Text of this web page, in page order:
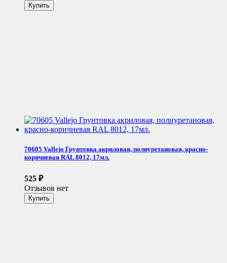
70605 Vallejo Грунтовка акриловая, полиуретановая, красно-
коричневая RAL 8012, 17мл.
525 ₽
Отзывов нет